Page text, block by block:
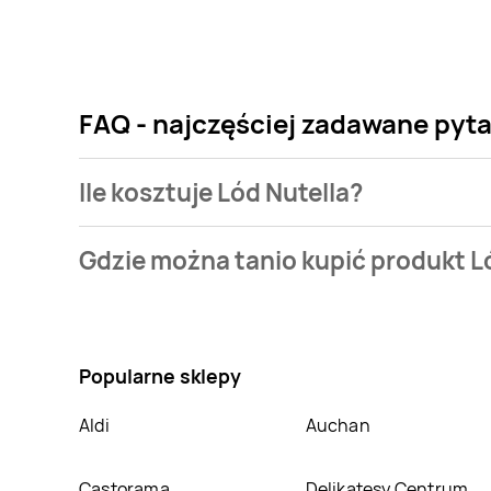
FAQ - najczęściej zadawane
Ile kosztuje Lód Nutella?
bazie jest z sieciSedal. Lód Nutella kosztuje
Gdzie można tanio kupić produkt
Popularne sklepy
Aldi Auchan